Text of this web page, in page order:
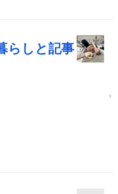
らしと記事